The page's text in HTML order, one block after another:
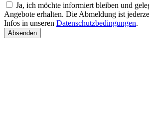
Ja, ich möchte informiert bleiben und
Angebote erhalten. Die Abmeldung ist
Infos in unseren Datenschutzbedingungen.
Absenden